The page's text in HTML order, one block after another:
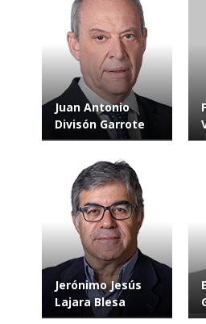
Juan Antonio
Divisón Garrote
Jerónimo Jesús
Lajara Blesa